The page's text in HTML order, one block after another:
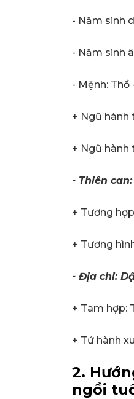
- Năm sinh
- Năm sinh
- Mệnh:
+ Ngũ hành
+ Ngũ hành
- Thiên
+ Tương
+ Tương
- Địa chi:
+ Tam hợp:
+ Tứ hành
2.
ngồi